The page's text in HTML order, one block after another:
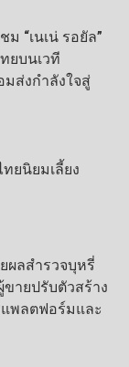
“เนเน่ รอยัล”
ยบนเวที
มส่งกำลังใจสู่
ยนิยมเลี้ยง
ผลสำรวจบุหรี่
ายปรับตัวสร้าง
แพลตฟอร์มและ